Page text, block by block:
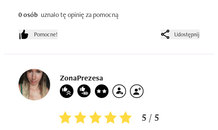
0 osób uznało tę opinię za pomocną
Pomocne! Udostępnij
ZonaPrezesa
5 / 5